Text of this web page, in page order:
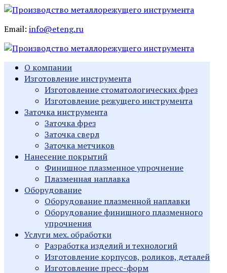
Email: info@eteng.ru
О компании
Изготовление инструмента
Изготовление стоматологических фрез
Изготовление режущего инструмента
Заточка инструмента
Заточка фрез
Заточка сверл
Заточка метчиков
Нанесение покрытий
Финишное плазменное упрочнение
Плазменная наплавка
Оборудование
Оборудование плазменной наплавки
Оборудование финишного плазменного
упрочнения
Услуги мех. обработки
Разработка изделий и технологий
Изготовление корпусов, роликов, деталей
Изготовление пресс-форм